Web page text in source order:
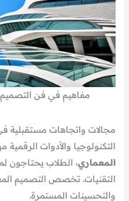
مفاهيم في فن
مجالات واتجاهات مستقبلية
التكنولوجيا والأدوات
المعماري، الطلاب يحتاجون
التقنيات. تخصص التصميم
والتحسينات المستمرة.